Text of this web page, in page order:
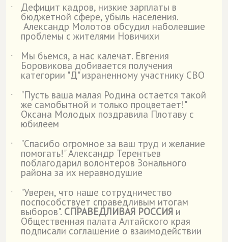
˙ Дефицит кадров, низкие зарплаты в
бюджетной сфере, убыль населения.
Александр Молотов обсудил наболевшие
проблемы с жителями Новичихи
˙
Мы бьемся, а нас калечат. Евгения
Боровикова добивается получения
категории "Д" израненному участнику СВО
˙
"Пусть ваша малая Родина остается такой
же самобытной и только процветает!"
Оксана Молодых поздравила Плотаву с
юбилеем
˙
"Спасибо огромное за ваш труд и желание
помогать!" Александр Терентьев
поблагодарил волонтеров Зонального
района за их неравнодушие
˙
"Уверен, что наше сотрудничество
поспособствует справедливым итогам
выборов". СПРАВЕДЛИВАЯ РОССИЯ и
Общественная палата Алтайского края
подписали соглашение о взаимодействии